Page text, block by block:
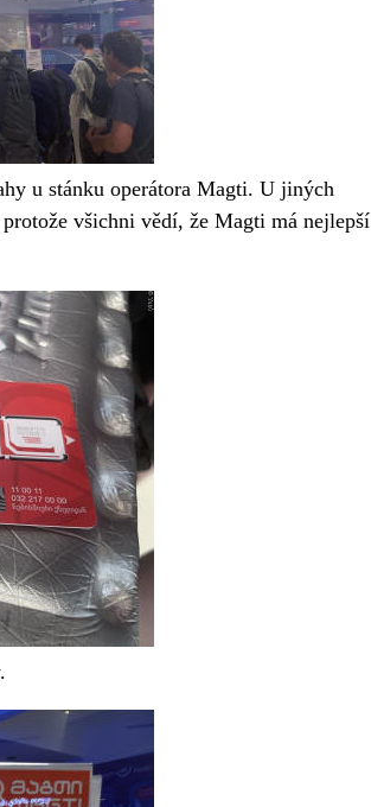
u stánku operátora Magti. U jiných
všichni vědí, že Magti má nejlepší